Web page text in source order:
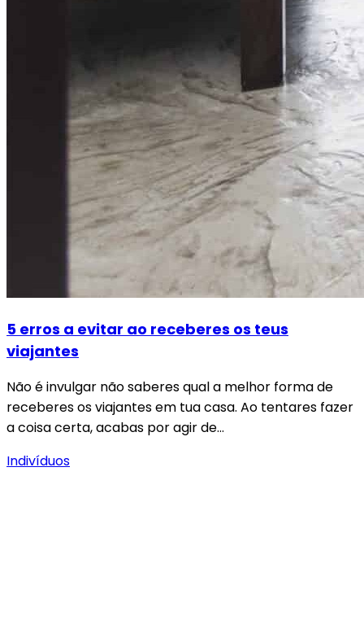
5 erros a evitar ao receberes os teus
viajantes
Não é invulgar não saberes qual a melhor forma de
receberes os viajantes em tua casa. Ao tentares fazer
a coisa certa, acabas por agir de…
Indivíduos